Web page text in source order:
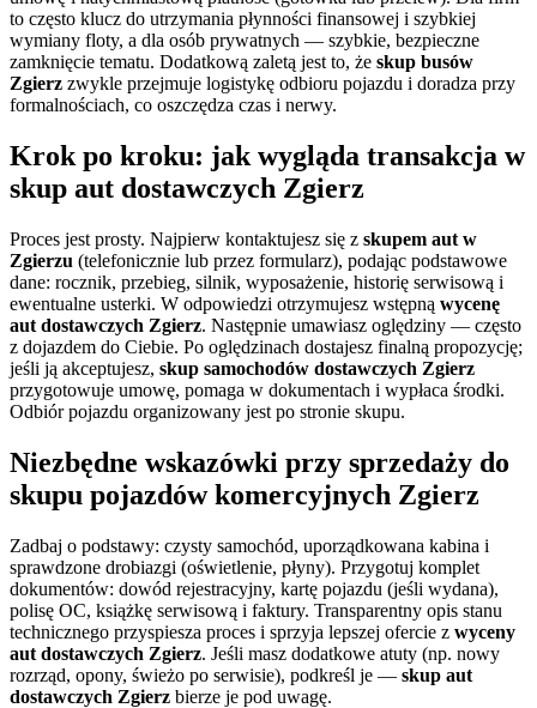
to często klucz do utrzymania płynności finansowej i szybkiej
wymiany floty, a dla osób prywatnych — szybkie, bezpieczne
zamknięcie tematu. Dodatkową zaletą jest to, że skup busów
Zgierz zwykle przejmuje logistykę odbioru pojazdu i doradza przy
formalnościach, co oszczędza czas i nerwy.
Krok po kroku: jak wygląda transakcja w
skup aut dostawczych Zgierz
Proces jest prosty. Najpierw kontaktujesz się z skupem aut w
Zgierzu (telefonicznie lub przez formularz), podając podstawowe
dane: rocznik, przebieg, silnik, wyposażenie, historię serwisową i
ewentualne usterki. W odpowiedzi otrzymujesz wstępną wycenę
aut dostawczych Zgierz. Następnie umawiasz oględziny — często
z dojazdem do Ciebie. Po oględzinach dostajesz finalną propozycję;
jeśli ją akceptujesz, skup samochodów dostawczych Zgierz
przygotowuje umowę, pomaga w dokumentach i wypłaca środki.
Odbiór pojazdu organizowany jest po stronie skupu.
Niezbędne wskazówki przy sprzedaży do
skupu pojazdów komercyjnych Zgierz
Zadbaj o podstawy: czysty samochód, uporządkowana kabina i
sprawdzone drobiazgi (oświetlenie, płyny). Przygotuj komplet
dokumentów: dowód rejestracyjny, kartę pojazdu (jeśli wydana),
polisę OC, książkę serwisową i faktury. Transparentny opis stanu
technicznego przyspiesza proces i sprzyja lepszej ofercie z wyceny
aut dostawczych Zgierz. Jeśli masz dodatkowe atuty (np. nowy
rozrząd, opony, świeżo po serwisie), podkreśl je — skup aut
dostawczych Zgierz bierze je pod uwagę.